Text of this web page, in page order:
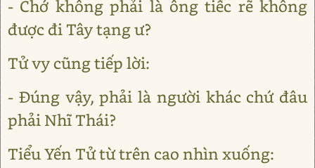
- Chớ không phải là ông tiếc rẽ không
được đi Tây tạng ư?
Tử vy cũng tiếp lời:
- Ðúng vậy, phải là người khác chứ đâu
phải Nhĩ Thái?
Tiểu Yến Tử từ trên cao nhìn xuống: